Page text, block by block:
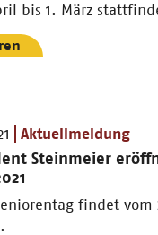
bis 1. März
Aktuellmeldung
Steinmeier
findet